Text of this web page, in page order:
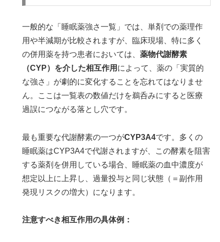
一般的な「睡眠薬強さ一覧」では、単剤での薬理作
用や半減期が比較されますが、臨床現場、特に多く
の併用薬を持つ患者においては、薬物代謝酵素
（CYP）を介した相互作用 によって、薬の「実質的
な強さ」が劇的に変化することを忘れてはなりませ
ん。ここは一覧表の数値だけを鵜呑みにすると医療
過誤につながる落とし穴です。
最も重要な代謝酵素の一つがCYP3A4です。多くの
睡眠薬はCYP3A4で代謝されますが、この酵素を阻害
する薬剤を併用している場合、睡眠薬の血中濃度が
想定以上に上昇し、過量投与と同じ状態（＝副作用
発現リスクの増大）になります。
注意すべき相互作用の具体例：